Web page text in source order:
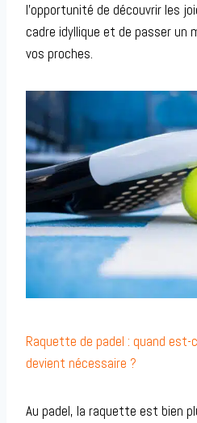
l’opportunité de découvrir les
cadre idyllique et de passer un
vos proches.
Raquette de padel : quand
devient nécessaire ?
Au padel, la raquette est bien